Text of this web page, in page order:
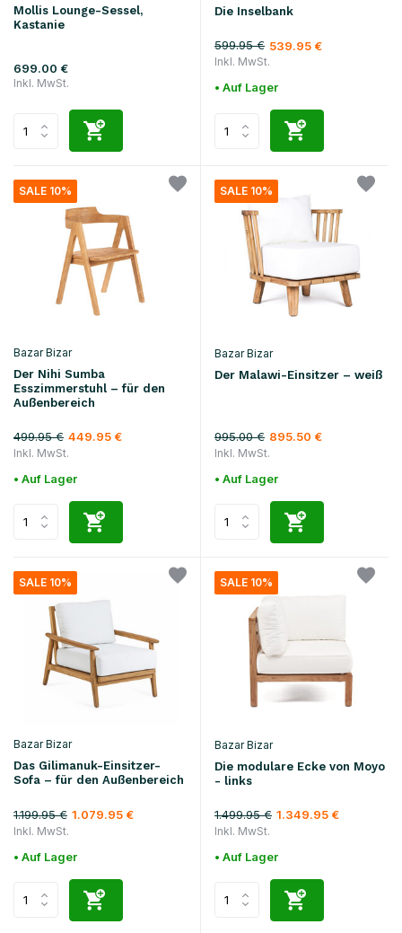
Mollis Lounge-Sessel,
Kastanie
699.00 €
Inkl. MwSt.
Die Inselbank
599.95 € 539.95 €
Inkl. MwSt.
• Auf Lager
SALE 10%
Bazar Bizar
Der Nihi Sumba
Esszimmerstuhl – für den
Außenbereich
499.95 € 449.95 €
Inkl. MwSt.
• Auf Lager
SALE 10%
Bazar Bizar
Der Malawi-Einsitzer – weiß
995.00 € 895.50 €
Inkl. MwSt.
• Auf Lager
SALE 10%
Bazar Bizar
Das Gilimanuk-Einsitzer-
Sofa – für den Außenbereich
1.199.95 € 1.079.95 €
Inkl. MwSt.
• Auf Lager
SALE 10%
Bazar Bizar
Die modulare Ecke von Moyo
- links
1.499.95 € 1.349.95 €
Inkl. MwSt.
• Auf Lager